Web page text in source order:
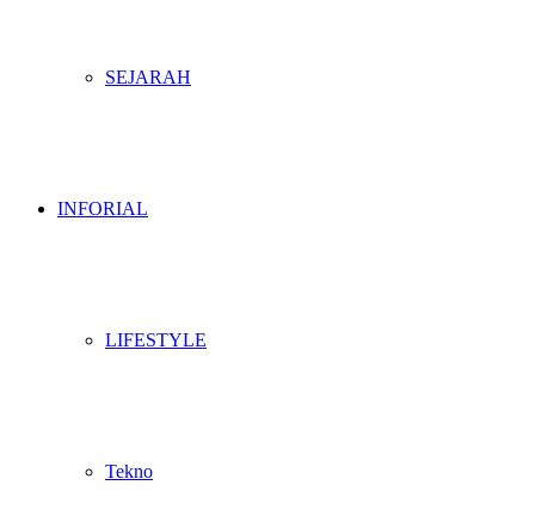
SEJARAH
INFORIAL
LIFESTYLE
Tekno